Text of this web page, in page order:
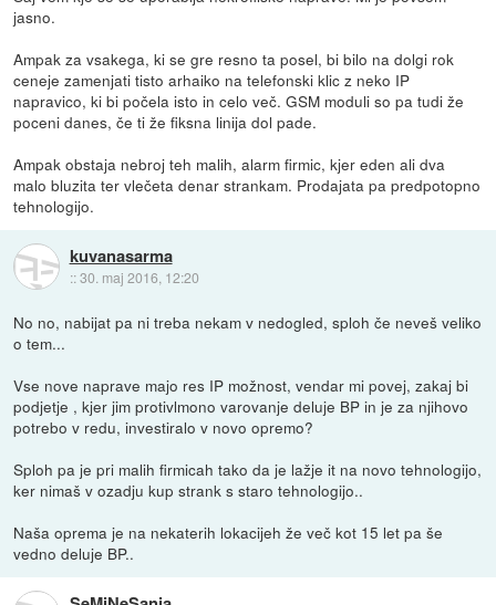
jasno.
Ampak za vsakega, ki se gre resno ta posel, bi bilo na dolgi rok
ceneje zamenjati tisto arhaiko na telefonski klic z neko IP
napravico, ki bi počela isto in celo več. GSM moduli so pa tudi že
poceni danes, če ti že fiksna linija dol pade.
Ampak obstaja nebroj teh malih, alarm firmic, kjer eden ali dva
malo bluzita ter vlečeta denar strankam. Prodajata pa predpotopno
tehnologijo.
kuvanasarma
::30. maj 2016, 12:20
No no, nabijat pa ni treba nekam v nedogled, sploh če neveš veliko
o tem...
Vse nove naprave majo res IP možnost, vendar mi povej, zakaj bi
podjetje , kjer jim protivlmono varovanje deluje BP in je za njihovo
potrebo v redu, investiralo v novo opremo?
Sploh pa je pri malih firmicah tako da je lažje it na novo tehnologijo,
ker nimaš v ozadju kup strank s staro tehnologijo..
Naša oprema je na nekaterih lokacijeh že več kot 15 let pa še
vedno deluje BP..